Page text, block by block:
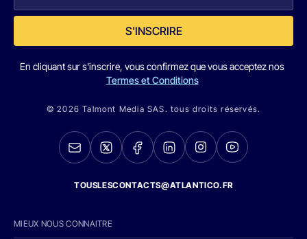
S'INSCRIRE
En cliquant sur s'inscrire, vous confirmez que vous acceptez nos
Termes et Conditions
© 2026 Talmont Media SAS. tous droits réservés.
TOUSLESCONTACTS@ATLANTICO.FR
MIEUX NOUS CONNAITRE